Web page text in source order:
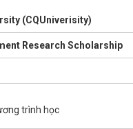
(CQUniverisity)
Research Scholarship
trình học